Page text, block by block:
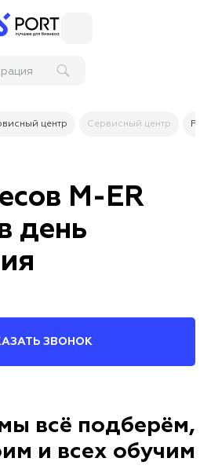
центр Сервисный центр
M-ER
день
ЗВОНОК
всё подберём,
и всех обучим